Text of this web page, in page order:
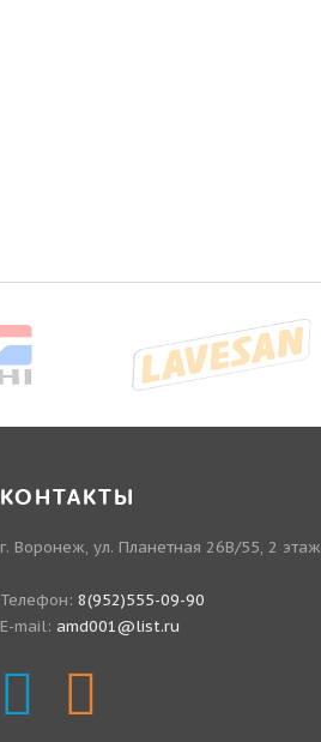
КОНТАКТЫ
г. Воронеж, ул. Планетная 26В/55, 2 этаж
Телефон: 8(952)555-09-90
E-mail: amd001@list.ru